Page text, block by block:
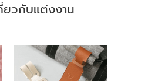
ยวกับแต่งงาน